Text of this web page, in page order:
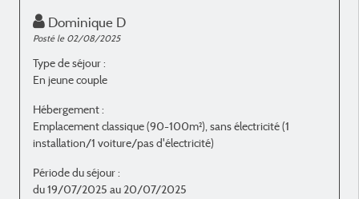
Dominique D
Posté le 02/08/2025
Type de séjour :
En jeune couple
Hébergement :
Emplacement classique (90-100m²), sans électricité (1
installation/1 voiture/pas d'électricité)
Période du séjour :
du 19/07/2025 au 20/07/2025